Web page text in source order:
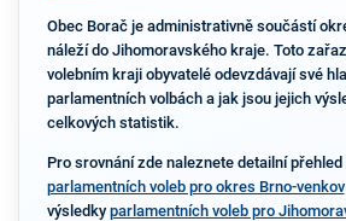
Obec Borač je administrativně součástí
náleží do Jihomoravského kraje. Toto
volebním kraji obyvatelé odevzdávají své
parlamentních volbách a jak jsou jejich
celkových statistik.
Pro srovnání zde naleznete detailní
parlamentních voleb pro okres Brno-venkov
výsledky parlamentních voleb pro